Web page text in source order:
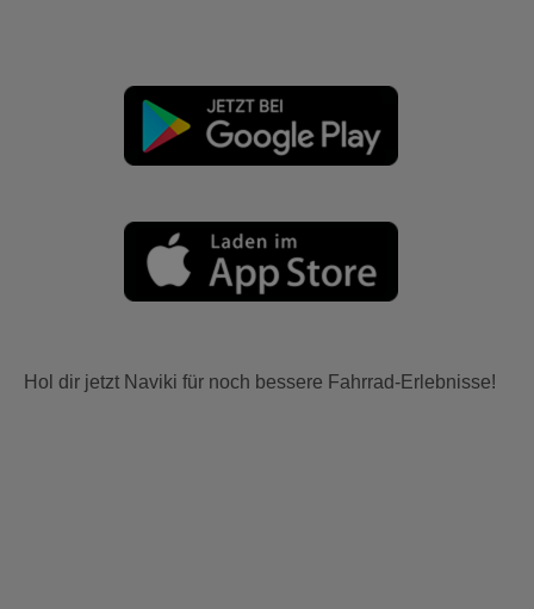
Hol dir jetzt Naviki für noch bessere Fahrrad-Erlebnisse!